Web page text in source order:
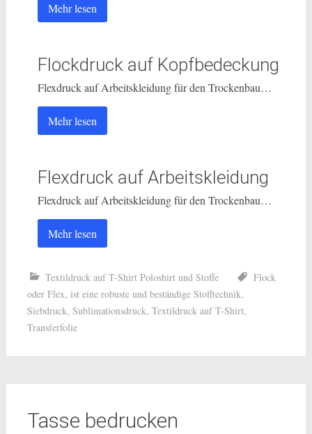
Mehr lesen
Flockdruck auf Kopfbedeckung
Flexdruck auf Arbeitskleidung für den Trockenbau…
Mehr lesen
Flexdruck auf Arbeitskleidung
Flexdruck auf Arbeitskleidung für den Trockenbau…
Mehr lesen
Textildruck auf T-Shirt Poloshirt und Stoffe
Flock
oder Flex, ist eine robuste und beständige Stofftechnik,
Siebdruck, Sublimationsdruck, Textildruck auf T-Shirt,
Transferfolie
Tasse bedrucken